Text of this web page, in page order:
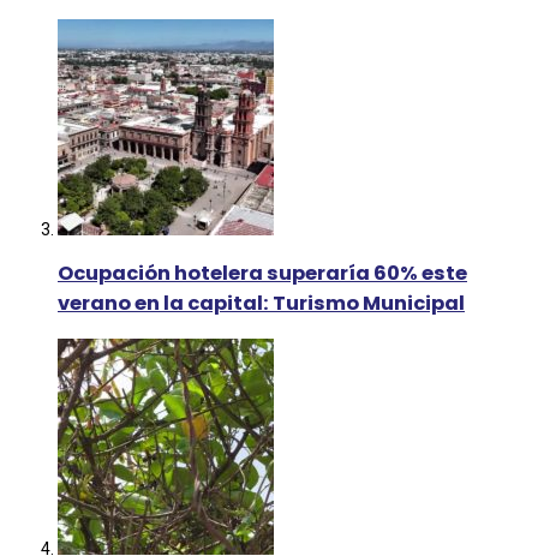
Ocupación hotelera superaría 60% este
verano en la capital: Turismo Municipal